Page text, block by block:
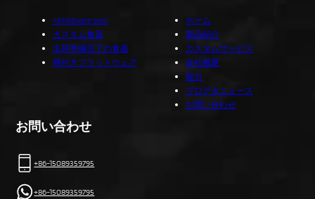
All Flatware Sets
カスタム食器
出荷準備完了の食器
柄付きフラットウェア
ホーム
製品紹介
カスタムサービス
会社概要
能力
ブログ＆ニュース
お問い合わせ
お問い合わせ
+86-15089359795
+86-15089359795